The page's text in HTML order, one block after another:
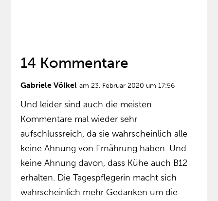
14 Kommentare
Gabriele Völkel am 23. Februar 2020 um 17:56
Und leider sind auch die meisten
Kommentare mal wieder sehr
aufschlussreich, da sie wahrscheinlich alle
keine Ahnung von Ernährung haben. Und
keine Ahnung davon, dass Kühe auch B12
erhalten. Die Tagespflegerin macht sich
wahrscheinlich mehr Gedanken um die